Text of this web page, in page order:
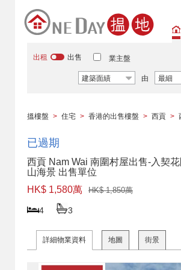
出租 出售 業主盤
建築面績 由 最細
搵樓盤 > 住宅 > 香港的出售樓盤 > 西貢 >
已過期
西貢 Nam Wai 南圍村屋出售-入契
山海景 出售單位
HK$ 1,580萬
HK$ 1,850萬
4 3
詳細物業資料 地圖 街景